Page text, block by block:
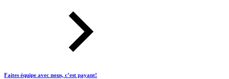
Faites équipe avec nous, c’est payant!